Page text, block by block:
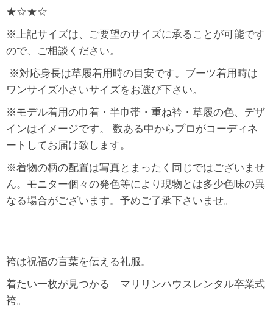
★☆★☆
※上記サイズは、ご要望のサイズに承ることが可能です
ので、ご相談ください。
※対応身長は草履着用時の目安です。ブーツ着用時は
ワンサイズ小さいサイズをお選び下さい。
※モデル着用の巾着・半巾帯・重ね衿・草履の色、デザ
インはイメージです。 数ある中からプロがコーディネ
ートしてお届け致します。
※着物の柄の配置は写真とまったく同じではございませ
ん。モニター個々の発色等により現物とは多少色味の異
なる場合がございます。予めご了承下さいませ。
袴は祝福の言葉を伝える礼服。
着たい一枚が見つかる マリリンハウスレンタル卒業式
袴。